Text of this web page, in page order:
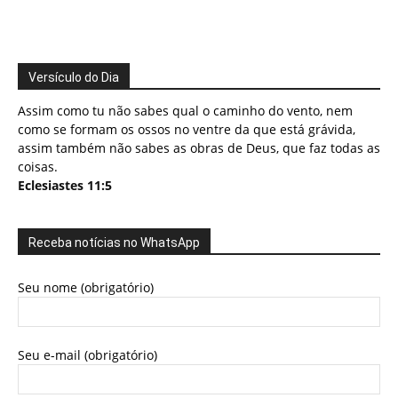
Versículo do Dia
Assim como tu não sabes qual o caminho do vento, nem
como se formam os ossos no ventre da que está grávida,
assim também não sabes as obras de Deus, que faz todas as
coisas.
Eclesiastes 11:5
Receba notícias no WhatsApp
Seu nome (obrigatório)
Seu e-mail (obrigatório)